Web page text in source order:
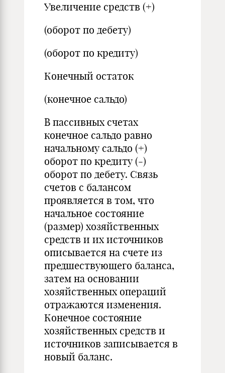
Увеличение средств (+)
(оборот по дебету)
(оборот по кредиту)
Конечный остаток
(конечное сальдо)
В пассивных счетах
конечное сальдо равно
начальному сальдо (+)
оборот по кредиту (-)
оборот по дебету. Связь
счетов с балансом
проявляется в том, что
начальное состояние
(размер) хозяйственных
средств и их источников
описывается на счете из
предшествующего баланса,
затем на основании
хозяйственных операций
отражаются изменения.
Конечное состояние
хозяйственных средств и
источников записывается в
новый баланс.